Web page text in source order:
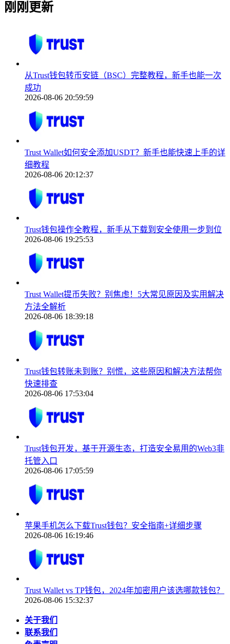
刚刚更新
从Trust钱包转币安链（BSC）完整教程，新手也能一次
成功
2026-08-06 20:59:59
Trust Wallet如何安全添加USDT？新手也能快速上手的详
细教程
2026-08-06 20:12:37
Trust钱包操作全教程，新手从下载到安全使用一步到位
2026-08-06 19:25:53
Trust Wallet提币失败？别焦虑！5大常见原因及实用解决
方法全解析
2026-08-06 18:39:18
Trust钱包转账未到账？别慌，这些原因和解决方法帮你
快速排查
2026-08-06 17:53:04
Trust钱包开发，基于开源生态，打造安全易用的Web3非
托管入口
2026-08-06 17:05:59
苹果手机怎么下载Trust钱包？安全指南+详细步骤
2026-08-06 16:19:46
Trust Wallet vs TP钱包，2024年加密用户该选哪款钱包？
2026-08-06 15:32:37
关于我们
联系我们